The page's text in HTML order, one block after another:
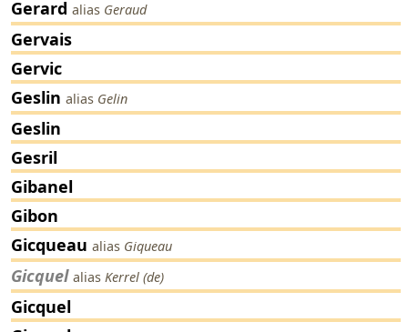
Gerard alias Geraud
Gervais
Gervic
Geslin alias Gelin
Geslin
Gesril
Gibanel
Gibon
Gicqueau alias Giqueau
Gicquel alias Kerrel (de)
Gicquel